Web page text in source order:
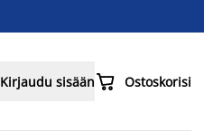
Kirjaudu sisään Ostoskorisi